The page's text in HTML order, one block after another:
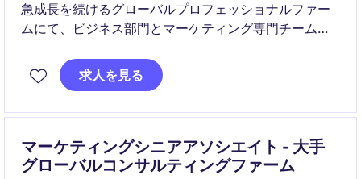
急成長を続けるグローバルプロフェッショナルファー
ムにて、ビジネス部門とマーケティング専門チームを
幅広いマーケティング活動の企画・推進を通じて、事
業成長を支える重要なポジションです。
求人を見る
マーケティングシニアアソシエイト - 大手
グローバルコンサルティングファーム